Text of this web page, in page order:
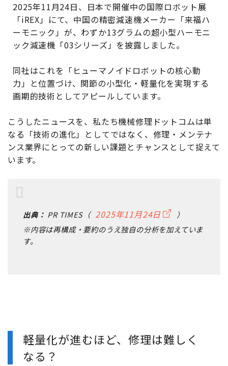
2025年11月24日、日本で開催中の国際ロボット展
「iREX」にて、中国の精密減速機メーカー「来福ハ
ーモニック」が、わずか13グラムの超小型ハーモニ
ック減速機「03シリーズ」を披露しました。
同社はこれを「ヒューマノイドロボットの核心動
力」と位置づけ、関節の小型化・軽量化を実現する
画期的技術としてアピールしています。
こうしたニュースを、私たち機械修理ドットコムは単
なる「技術の進化」としてではなく、修理・メンテナ
ンス業界にとっての新しい課題とチャンスとして捉えて
います。
出典： PR TIMES（ 2025年11月24日
）
※内容は再構成・要約のうえ独自の分析を加えていま
す。
軽量化が進むほど、修理は難しく
なる？